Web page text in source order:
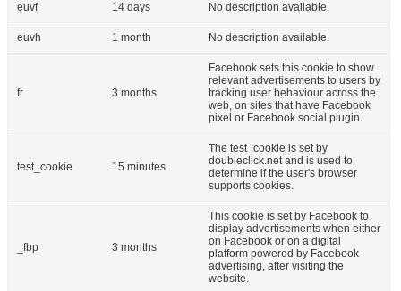
euvf 14 days No description available.
euvh 1 month No description available.
fr 3 months
Facebook sets this cookie to show
relevant advertisements to users by
tracking user behaviour across the
web, on sites that have Facebook
pixel or Facebook social plugin.
test_cookie 15 minutes
The test_cookie is set by
doubleclick.net and is used to
determine if the user's browser
supports cookies.
_fbp 3 months
This cookie is set by Facebook to
display advertisements when either
on Facebook or on a digital
platform powered by Facebook
advertising, after visiting the
website.